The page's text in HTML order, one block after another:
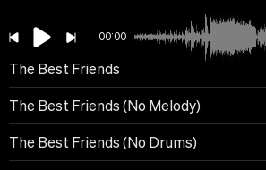
00:00
The Best Friends
The Best Friends (No Melody)
The Best Friends (No Drums)